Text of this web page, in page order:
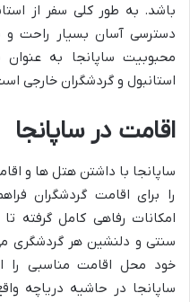
باشد. به طور کلی سفر از
دسترسی آسان بسیار راحت و
محبوبیت ساپانجا به
استانبول و گردشگران خارجی
اقامت در ساپانجا
ساپانجا با داشتن هتل ها و
را برای اقامت گردشگران
امکانات رفاهی کامل گرفته
سنتی و دلنشین هر گردشگری
خود محل اقامت مناسبی را
ساپانجا در حاشیه دریاچه